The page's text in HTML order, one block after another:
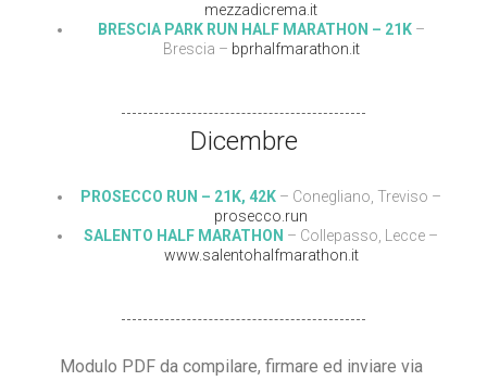
mezzadicrema.it
BRESCIA PARK RUN HALF MARATHON – 21K–
Brescia – bprhalfmarathon.it
Dicembre
PROSECCO RUN – 21K, 42K – Conegliano, Treviso –
prosecco.run
SALENTO HALF MARATHON – Collepasso, Lecce –
www.salentohalfmarathon.it
Modulo PDF da compilare, firmare ed inviare via